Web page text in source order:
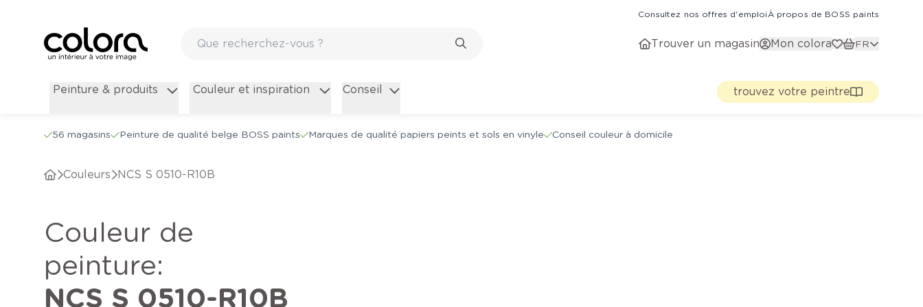
Consultez nos offres d'emploiÀ propos de BOSS paints
Trouver un magasin Mon colora FR
Peinture & produits Couleur et inspiration Conseil trouvez votre peintre
56 magasins Peinture de qualité belge BOSS paints Marques de qualité papiers peints et sols en vinyle Conseil couleur à domicile
Couleurs NCS S 0510-R10B
Couleur de
peinture:
NCS S 0510-R10B